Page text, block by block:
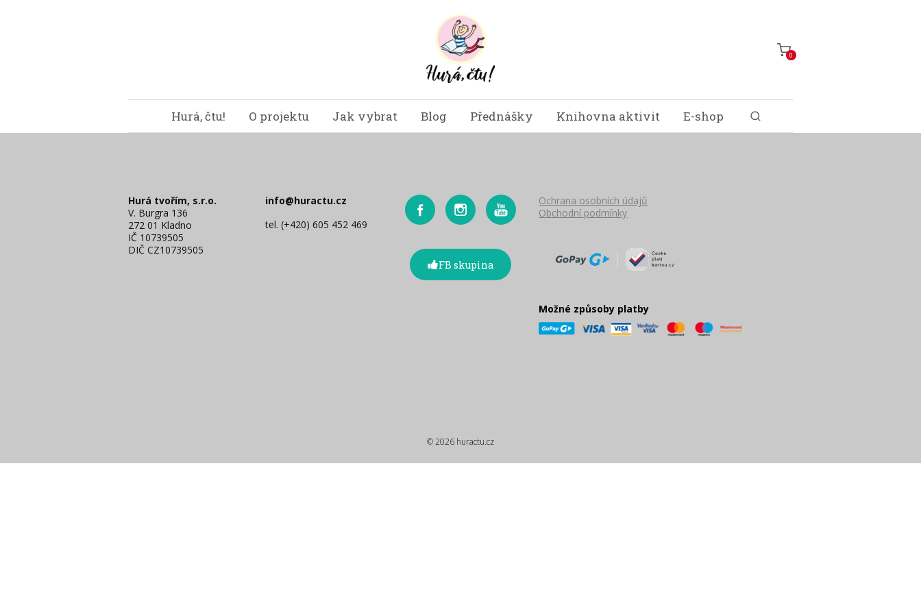
0
Hurá, čtu! O projektu Jak vybrat Blog Přednášky Knihovna aktivit E-shop
Hurá tvořím, s.r.o.
V. Burgra 136
272 01 Kladno
IČ 10739505
DIČ CZ10739505
info@huractu.cz
tel. (+420) 605 452 469
FB skupina
Ochrana osobních údajů
Obchodní podmínky
Možné způsoby platby
© 2026 huractu.cz